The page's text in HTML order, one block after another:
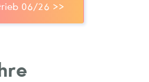
06/26 >>